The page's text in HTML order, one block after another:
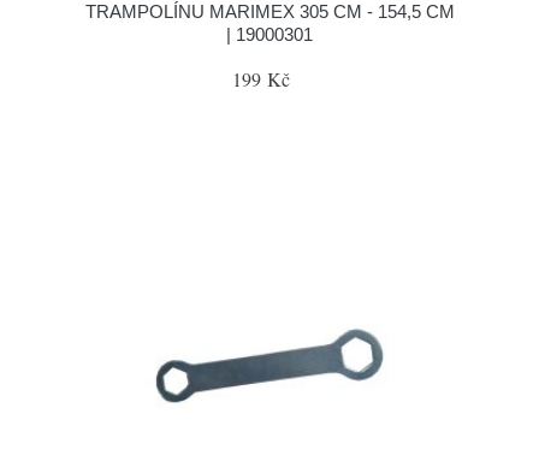
TRAMPOLÍNU MARIMEX 305 CM - 154,5 CM
| 19000301
199 Kč